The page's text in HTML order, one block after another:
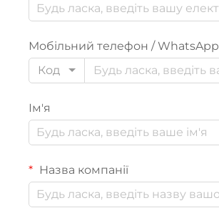
Мобільний телефон / WhatsApp
Код
Ім'я
Назва компанії